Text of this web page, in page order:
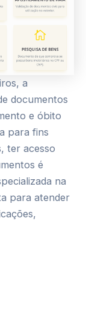
a
documentos
e óbito
para fins
ter acesso
é
na
para atender